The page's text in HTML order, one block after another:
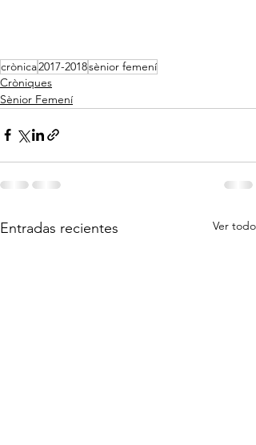
crònica2017-2018sènior femení
Cròniques
Sènior Femení
Entradas recientes Ver todo